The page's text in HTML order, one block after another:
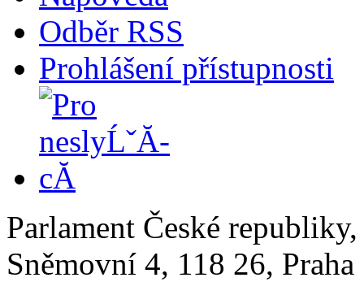
Odběr RSS
Prohlášení přístupnosti
Parlament České
Sněmovní 4, 118 26,